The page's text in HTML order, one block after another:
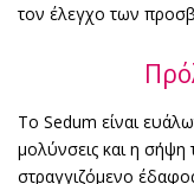
τον έλεγχο των
Το Sedum είναι
μολύνσεις και η σήψη
στραγγιζόμενο